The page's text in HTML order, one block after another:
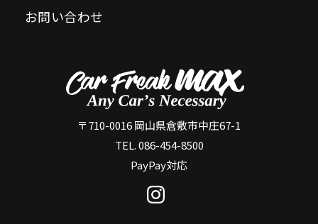
お問い合わせ
〒710-0016 岡山県倉敷市中庄67-1
TEL. 086-454-8500
PayPay対応